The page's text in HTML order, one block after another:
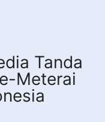
Tanda
Meterai